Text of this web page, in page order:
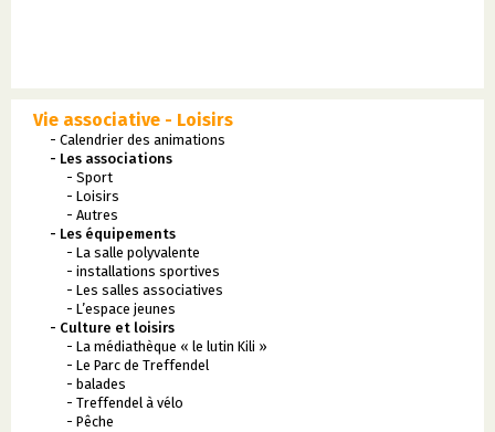
Vie associative - Loisirs
- Calendrier des animations
- Les associations
- Sport
- Loisirs
- Autres
- Les équipements
- La salle polyvalente
- installations sportives
- Les salles associatives
- L’espace jeunes
- Culture et loisirs
- La médiathèque « le lutin Kili »
- Le Parc de Treffendel
- balades
- Treffendel à vélo
- Pêche